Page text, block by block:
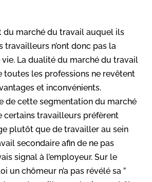
du marché du travail auquel ils
travailleurs n’ont donc pas la
La dualité du marché du travail
toutes les professions ne revêtent
et inconvénients.
de cette segmentation du marché
certains travailleurs préfèrent
plutôt que de travailler au sein
secondaire afin de ne pas
signal à l’employeur. Sur le
un chômeur n’a pas révélé sa ”